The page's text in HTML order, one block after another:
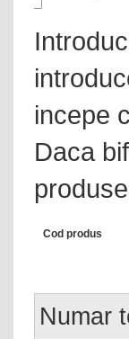
incepe
Daca
Cod produs
Numar